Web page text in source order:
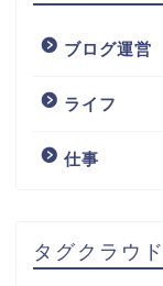
ブログ運営
ライフ
仕事
タグクラウド